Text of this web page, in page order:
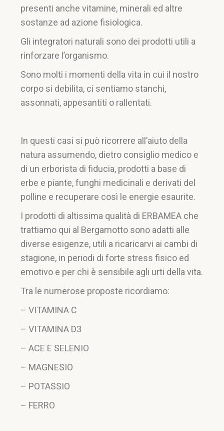
presenti anche vitamine, minerali ed altre
sostanze ad azione fisiologica.
Gli integratori naturali sono dei prodotti utili a
rinforzare l’organismo.
Sono molti i momenti della vita in cui il nostro
corpo si debilita, ci sentiamo stanchi,
assonnati, appesantiti o rallentati.
In questi casi si può ricorrere all’aiuto della
natura assumendo, dietro consiglio medico e
di un erborista di fiducia, prodotti a base di
erbe e piante, funghi medicinali e derivati del
polline e recuperare così le energie esaurite.
I prodotti di altissima qualità di ERBAMEA che
trattiamo qui al Bergamotto sono adatti alle
diverse esigenze, utili a ricaricarvi ai cambi di
stagione, in periodi di forte stress fisico ed
emotivo e per chi è sensibile agli urti della vita.
Tra le numerose proposte ricordiamo:
– VITAMINA C
– VITAMINA D3
– ACE E SELENIO
– MAGNESIO
– POTASSIO
– FERRO